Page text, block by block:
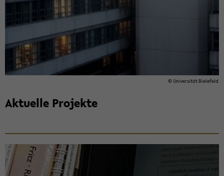
© Uni­ver­si­tät Bie­le­feld
Ak­tu­el­le Pro­jek­te